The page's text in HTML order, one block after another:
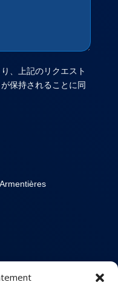
、上記のリクエスト
保持されることに同